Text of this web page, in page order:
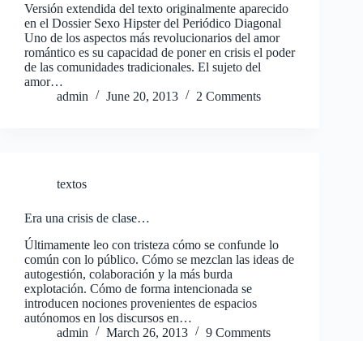
Versión extendida del texto originalmente aparecido
en el Dossier Sexo Hipster del Periódico Diagonal
Uno de los aspectos más revolucionarios del amor
romántico es su capacidad de poner en crisis el poder
de las comunidades tradicionales. El sujeto del
amor…
admin
June 20, 2013 2 Comments
textos
Era una crisis de clase…
Últimamente leo con tristeza cómo se confunde lo
común con lo público. Cómo se mezclan las ideas de
autogestión, colaboración y la más burda
explotación. Cómo de forma intencionada se
introducen nociones provenientes de espacios
autónomos en los discursos en…
admin
March 26, 2013 9 Comments